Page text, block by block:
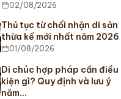
02/08/2026
Thủ tục từ chối nhận di sản
thừa kế mới nhất năm 2026
01/08/2026
Di chúc hợp pháp cần điều
kiện gì? Quy định và lưu ý
năm…